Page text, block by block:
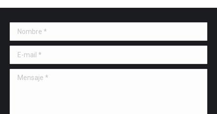
Nombre *
E-mail *
Mensaje *